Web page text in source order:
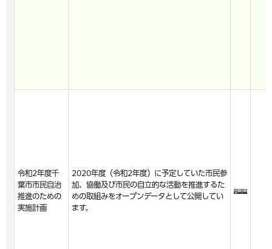
令和2年度千
葉市市民自治
推進のための
実施計画
2020年度（令和2年度）に予定していた市民参
加、協働及び市民の自立的な活動を推進するた
めの取組みをオープンデータとして公開してい
ます。